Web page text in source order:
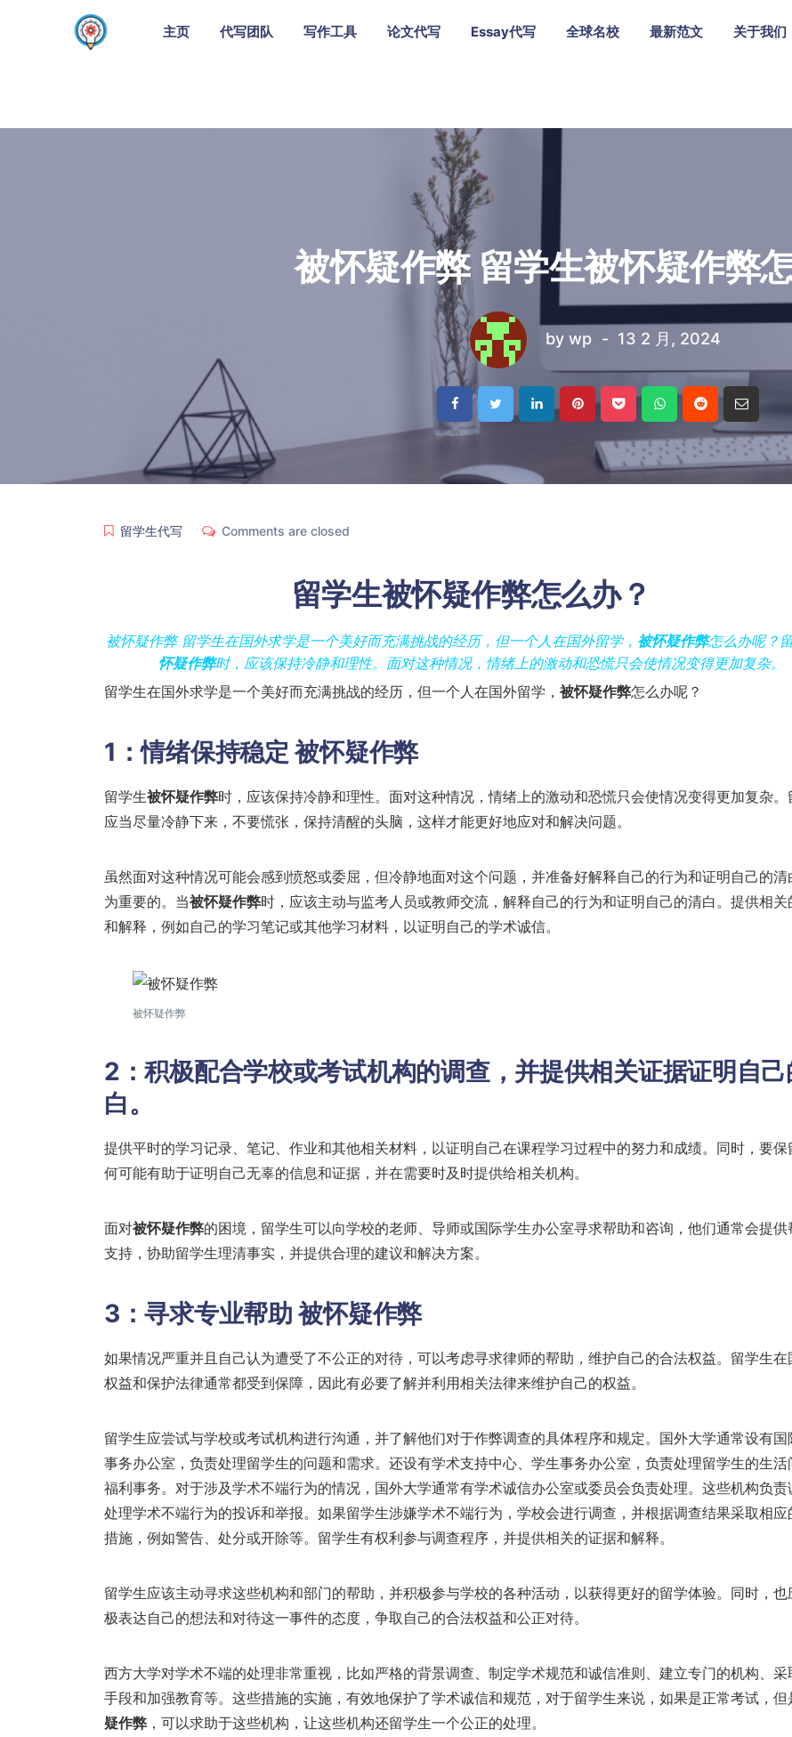
主页 代写团队 写作工具 论文代写 Essay代写 全球名校 最新范文 关于我们
被怀疑作弊 留学生被怀疑作弊
by wp 13 2 月, 2024
留学生代写 Comments are closed
留学生被怀疑作弊怎么办？
被怀疑作弊 留学生在国外求学是一个美好而充满挑战的经历，但一个人在国外留学， 被怀疑作弊怎么办呢？
怀疑作弊时，应该保持冷静和理性。面对这种情况，情绪上的激动和恐慌只会使情况变得更加复杂。
留学生在国外求学是一个美好而充满挑战的经历，但一个人在国外留学， 被怀疑作弊怎么办呢？
1：情绪保持稳定被怀疑作弊
留学生被怀疑作弊时，应该保持冷静和理性。面对这种情况，情绪上的激动和恐慌只会使情况变得更加复杂。
应当尽量冷静下来，不要慌张，保持清醒的头脑，这样才能更好地应对和解决问题。
虽然面对这种情况可能会感到愤怒或委屈，但冷静地面对这个问题，并准备好解释自己的行为和证明自己的清
为重要的。当被怀疑作弊时，应该主动与监考人员或教师交流，解释自己的行为和证明自己的清白。提供相关
和解释，例如自己的学习笔记或其他学习材料，以证明自己的学术诚信。
被怀疑作弊
2：积极配合学校或考试机构的调查，并提供相关证据证明自
白。
提供平时的学习记录、笔记、作业和其他相关材料，以证明自己在课程学习过程中的努力和成绩。同时，要保
何可能有助于证明自己无辜的信息和证据，并在需要时及时提供给相关机构。
面对被怀疑作弊的困境，留学生可以向学校的老师、导师或国际学生办公室寻求帮助和咨询，他们通常会提供
支持，协助留学生理清事实，并提供合理的建议和解决方案。
3：寻求专业帮助被怀疑作弊
如果情况严重并且自己认为遭受了不公正的对待，可以考虑寻求律师的帮助，维护自己的合法权益。留学生在
权益和保护法律通常都受到保障，因此有必要了解并利用相关法律来维护自己的权益。
留学生应尝试与学校或考试机构进行沟通，并了解他们对于作弊调查的具体程序和规定。国外大学通常设有国
事务办公室，负责处理留学生的问题和需求。还设有学术支持中心、学生事务办公室，负责处理留学生的生活
福利事务。对于涉及学术不端行为的情况，国外大学通常有学术诚信办公室或委员会负责处理。这些机构负责
处理学术不端行为的投诉和举报。如果留学生涉嫌学术不端行为，学校会进行调查，并根据调查结果采取相应
措施，例如警告、处分或开除等。留学生有权利参与调查程序，并提供相关的证据和解释。
留学生应该主动寻求这些机构和部门的帮助，并积极参与学校的各种活动，以获得更好的留学体验。同时，也
极表达自己的想法和对待这一事件的态度，争取自己的合法权益和公正对待。
西方大学对学术不端的处理非常重视，比如严格的背景调查、制定学术规范和诚信准则、建立专门的机构、采
手段和加强教育等。这些措施的实施，有效地保护了学术诚信和规范，对于留学生来说，如果是正常考试，但
疑作弊 ，可以求助于这些机构，让这些机构还留学生一个公正的处理。